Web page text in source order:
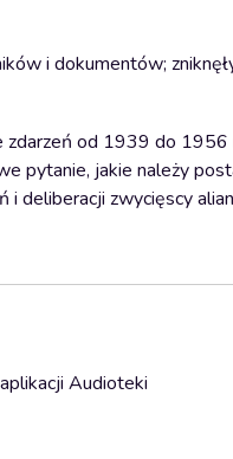
i dokumentów;
od 1939 do 1956
pytanie, jakie należy
deliberacji zwycięscy
Audioteki